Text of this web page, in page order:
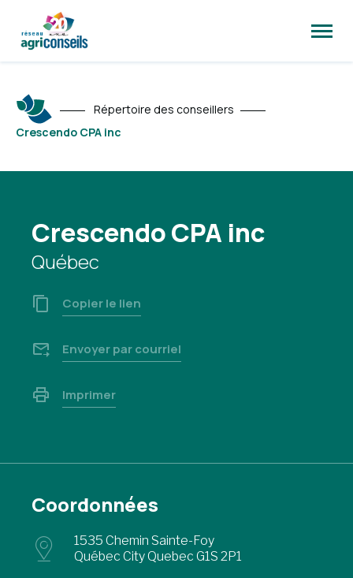
la
Répertoire des conseillers
Crescendo CPA inc
Crescendo CPA inc
Québec
Copier le lien
Envoyer par courriel
Imprimer
Coordonnées
1535 Chemin Sainte-Foy
Québec City Quebec G1S 2P1